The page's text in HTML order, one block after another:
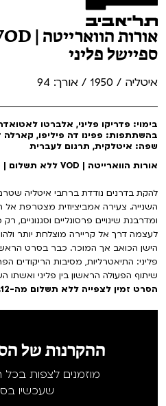
ספיישל פליני
איטליה / 1950 / אורך: 94
בימוי: פדריקו פליני, אלברטו
בהשתתפות: פפינו דה פיליפו, קארלה
שפה: איטלקית, תרגום לעברית
אורות הווארייטה | VOD ללא תשלום | ספיישל פליני
להקת בדרנים נודדת ברחבי איטליה
השנייה. צעירה אמביציוזית מצטרפת
ומדרבנת שינויים פרסונליים וסגנוניים,
לעצמה דרך אל קריירה מוצלחת יותר
הישן הכואב אך המוכר. כבר בסרט
פליני: התיאטרליות, מסיבות הריקודים
שיתוף הפעולה הראשון בין פליני ואשתו
הסרט זמין לצפייה ללא תשלום מה-30.11-6.12
ההקרנות של
מוזמנים לצפות
שעכשיו